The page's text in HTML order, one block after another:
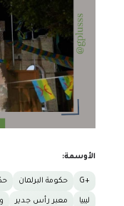
الأوسمة:
+G حكومة البرلمان
ليبيا معبر رأس جدير